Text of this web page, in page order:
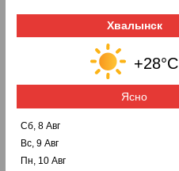
Хвалынск
+28°C
Ясно
Сб, 8 Авг
Вс, 9 Авг
Пн, 10 Авг